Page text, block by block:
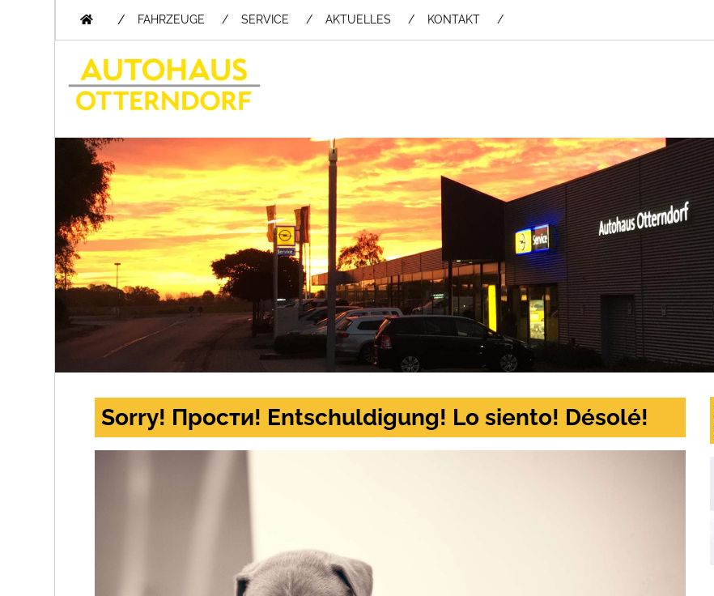
/ FAHRZEUGE SERVICE AKTUELLES KONTAKT
Sorry! Прости! Entschuldigung! Lo siento! Désolé!